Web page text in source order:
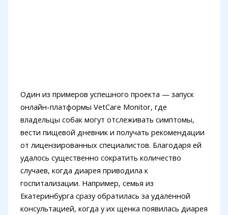
Один из примеров успешного проекта — запуск
онлайн-платформы VetCare Monitor, где
владельцы собак могут отслеживать симптомы,
вести пищевой дневник и получать рекомендации
от лицензированных специалистов. Благодаря ей
удалось существенно сократить количество
случаев, когда диарея приводила к
госпитализации. Например, семья из
Екатеринбурга сразу обратилась за удалённой
консультацией, когда у их щенка появилась диарея